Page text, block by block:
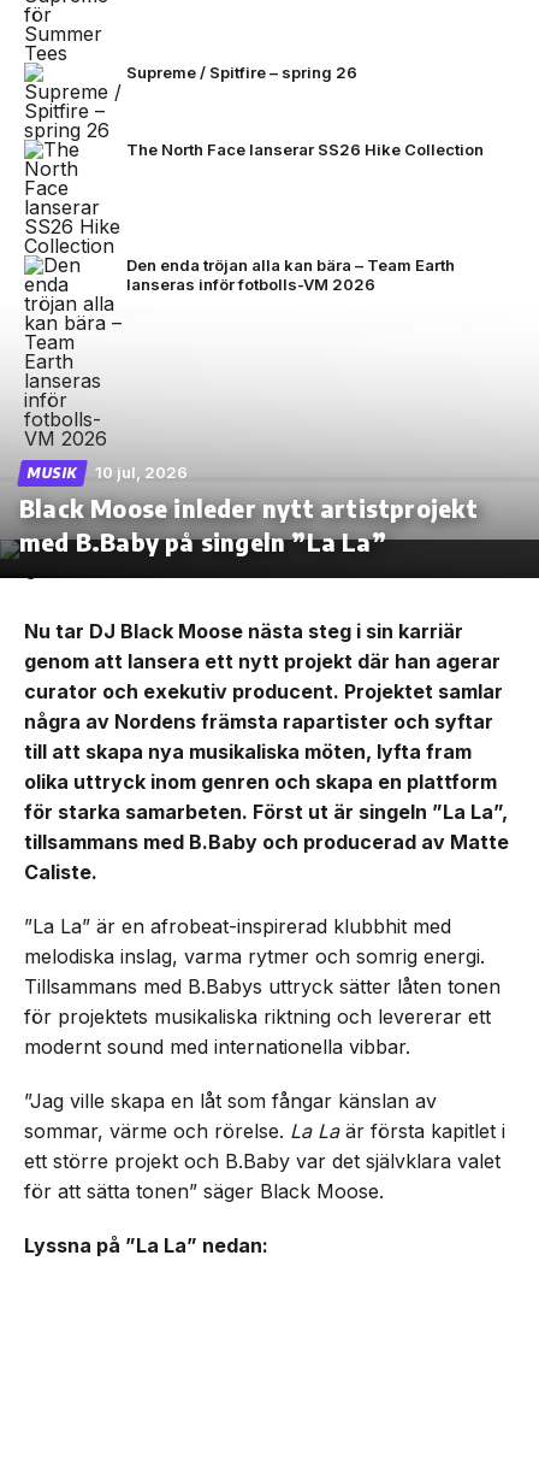
Supreme / Spitfire – spring 26
The North Face lanserar SS26 Hike Collection
Den enda tröjan alla kan bära – Team Earth
lanseras inför fotbolls-VM 2026
MUSIK 10 jul, 2026
Black Moose inleder nytt artistprojekt
med B.Baby på singeln ”La La”
Nu tar DJ Black Moose nästa steg i sin karriär
genom att lansera ett nytt projekt där han agerar
curator och exekutiv producent. Projektet samlar
några av Nordens främsta rapartister och syftar
till att skapa nya musikaliska möten, lyfta fram
olika uttryck inom genren och skapa en plattform
för starka samarbeten. Först ut är singeln ”La La”,
tillsammans med B.Baby och producerad av Matte
Caliste.
”La La” är en afrobeat-inspirerad klubbhit med
melodiska inslag, varma rytmer och somrig energi.
Tillsammans med B.Babys uttryck sätter låten tonen
för projektets musikaliska riktning och levererar ett
modernt sound med internationella vibbar.
”Jag ville skapa en låt som fångar känslan av
sommar, värme och rörelse. La Laär första kapitlet i
ett större projekt och B.Baby var det självklara valet
för att sätta tonen” säger Black Moose.
Lyssna på ”La La” nedan: